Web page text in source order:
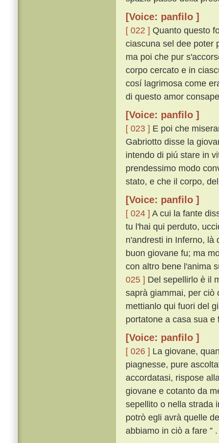
[Voice: panfilo ]
[ 022 ] Quanto questo
ciascuna sel dee poter
ma poi che pur
corpo cercato e in
cosí lagrimosa come
di questo amor
[Voice: panfilo ]
[ 023 ] E poi che
Gabriotto disse la
intendo di piú stare in
prendessimo modo
stato, e che il corpo,
[Voice: panfilo ]
[ 024 ] A cui la fante
tu l'hai qui perduto,
n'andresti in Inferno, là
buon giovane fu; ma
con altro bene l'anima
025 ] Del sepellirlo è il
saprà giammai, per ciò
mettianlo qui fuori del
portatone a casa sua e
[Voice: panfilo ]
[ 026 ] La giovane,
piagnesse, pure
accordatasi, rispose
giovane e cotanto da
sepellito o nella strada
potrò egli avrà quelle
abbiamo in ciò a fare ” .